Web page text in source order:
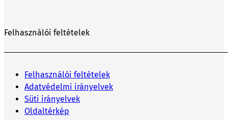
Felhasználói feltételek
Felhasználói feltételek
Adatvédelmi irányelvek
Süti irányelvek
Oldaltérkép